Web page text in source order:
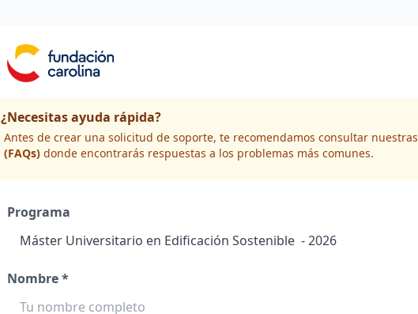
¿Necesitas ayuda rápida?
Antes de crear una solicitud de soporte, te recomendamos consultar nuestras
(FAQs) donde encontrarás respuestas a los problemas más comunes.
Programa
Nombre *